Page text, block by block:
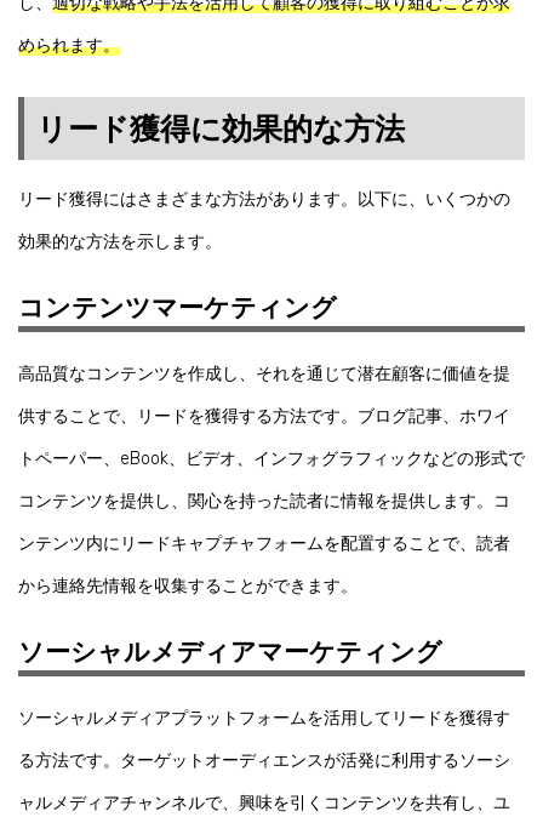
められます。
リード獲得に効果的な方法
リード獲得にはさまざまな方法があります。以下に、いくつかの
効果的な方法を示します。
コンテンツマーケティング
高品質なコンテンツを作成し、それを通じて潜在顧客に価値を提
供することで、リードを獲得する方法です。ブログ記事、ホワイ
トペーパー、eBook、ビデオ、インフォグラフィックなどの形式で
コンテンツを提供し、関心を持った読者に情報を提供します。コ
ンテンツ内にリードキャプチャフォームを配置することで、読者
から連絡先情報を収集することができます。
ソーシャルメディアマーケティング
ソーシャルメディアプラットフォームを活用してリードを獲得す
る方法です。ターゲットオーディエンスが活発に利用するソーシ
ャルメディアチャンネルで、興味を引くコンテンツを共有し、ユ